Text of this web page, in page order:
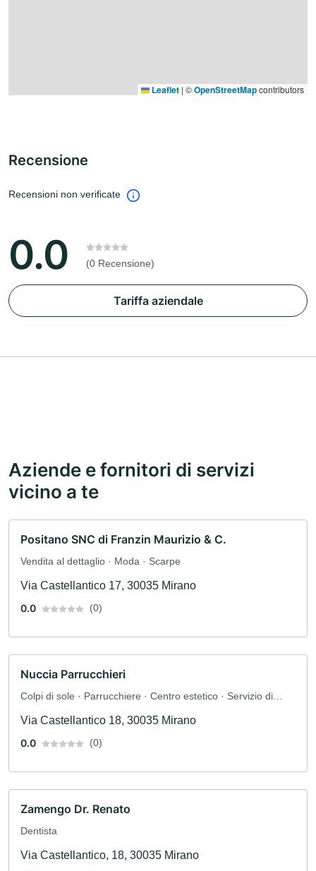
Leaflet | ©OpenStreetMapcontributors
Recensione
Recensioni non verificate
0.0 (0 Recensione)
Tariffa aziendale
Aziende e fornitori di servizi
vicino a te
Positano SNC di Franzin Maurizio & C.
Vendita al dettaglio · Moda · Scarpe
Via Castellantico 17, 30035 Mirano
0.0
(0)
Nuccia Parrucchieri
Colpi di sole · Parrucchiere · Centro estetico · Servizio di
Via Castellantico 18, 30035 Mirano
0.0
(0)
Zamengo Dr. Renato
Dentista
Via Castellantico, 18, 30035 Mirano